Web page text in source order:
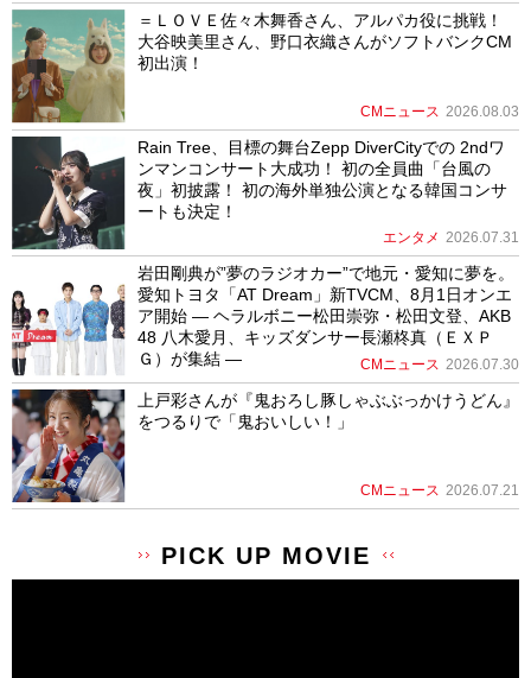
＝ＬＯＶＥ佐々木舞香さん、アルパカ役に挑戦！
大谷映美里さん、野口衣織さんがソフトバンクCM
初出演！
CMニュース 2026.08.03
Rain Tree、目標の舞台Zepp DiverCityでの 2ndワ
ンマンコンサート大成功！ 初の全員曲「台風の
夜」初披露！ 初の海外単独公演となる韓国コンサ
ートも決定！
エンタメ 2026.07.31
岩田剛典が”夢のラジオカー”で地元・愛知に夢を。
愛知トヨタ「AT Dream」新TVCM、8月1日オンエ
ア開始 ― ヘラルボニー松田崇弥・松田文登、AKB
48 八木愛月、キッズダンサー長瀬柊真（ＥＸＰ
Ｇ）が集結 ―
CMニュース 2026.07.30
上戸彩さんが『鬼おろし豚しゃぶぶっかけうどん』
をつるりで「鬼おいしい！」
CMニュース 2026.07.21
PICK UP MOVIE